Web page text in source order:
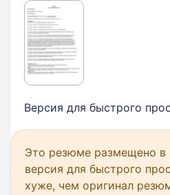
Версия для быстрого
Это резюме размещено в
версия для быстрого
хуже, чем оригинал